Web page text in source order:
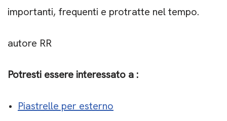
importanti, frequenti e protratte nel tempo.
autore RR
Potresti essere interessato a :
Piastrelle per esterno